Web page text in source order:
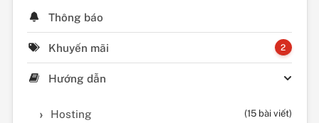
Thông báo
Khuyến mãi 2
Hướng dẫn
Hosting (15 bài viết)